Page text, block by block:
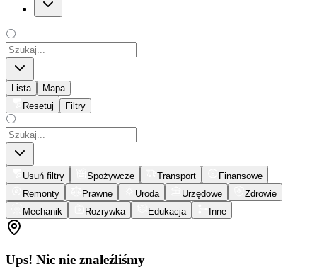
Lista
Mapa
Resetuj
Filtry
Usuń filtry Spożywcze Transport
Finansowe
Remonty
Prawne Uroda Urzędowe
Zdrowie
Mechanik
Rozrywka Edukacja Inne
Ups! Nic nie znaleźliśmy